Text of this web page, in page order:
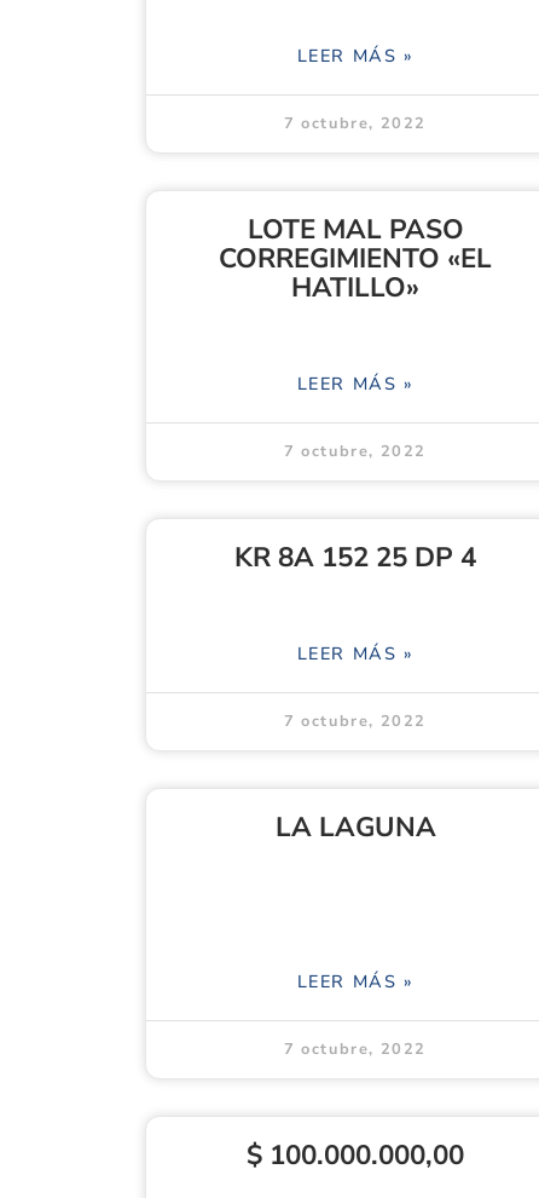
LEER MÁS »
7 octubre, 2022
LOTE MAL PASO
CORREGIMIENTO «EL
HATILLO»
LEER MÁS »
7 octubre, 2022
KR 8A 152 25 DP 4
LEER MÁS »
7 octubre, 2022
LA LAGUNA
LEER MÁS »
7 octubre, 2022
$ 100.000.000,00